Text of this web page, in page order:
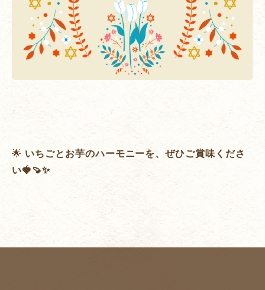
🌟 いちごとお芋のハーモニーを、ぜひご賞味くださ
い🍓🍠✨